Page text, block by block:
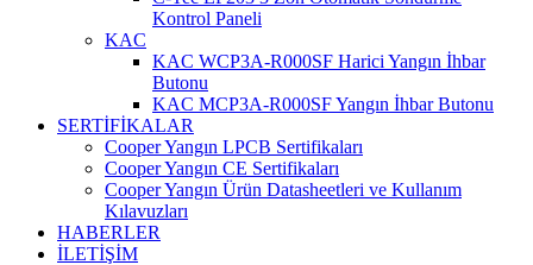
Kontrol Paneli
KAC
KAC WCP3A-R000SF Harici Yangın İhbar
Butonu
KAC MCP3A-R000SF Yangın İhbar Butonu
SERTİFİKALAR
Cooper Yangın LPCB Sertifikaları
Cooper Yangın CE Sertifikaları
Cooper Yangın Ürün Datasheetleri ve Kullanım
Kılavuzları
HABERLER
İLETİŞİM